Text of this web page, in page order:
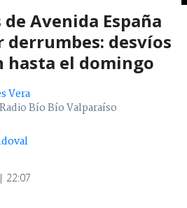
Avenida España
derrumbes: desvíos
hasta el domingo
Vera
Bío Bío Valparaíso
22:07